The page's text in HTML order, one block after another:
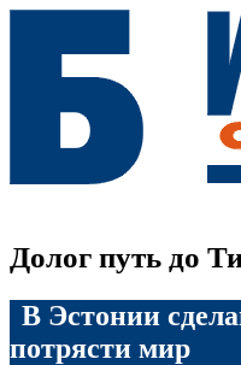
Долог путь до
В Эстонии
потрясти мир